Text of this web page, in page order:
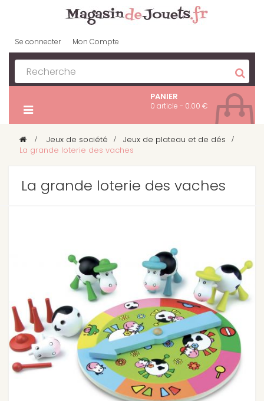
Se connecter Mon Compte
PANIER
0 article - 0.00 €
> Jeux de société > Jeux de plateau et de dés >
La grande loterie des vaches
La grande loterie des vaches